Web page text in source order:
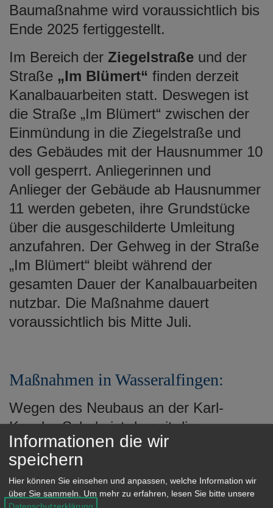
Baumaßnahme wird voraussichtlich bis
Ende 2025 fertiggestellt.
Im Bereich der Ziegelstraße und der
Straße „Im Blümert“ finden derzeit
Kanalbauarbeiten statt. Deswegen ist
die Straße „Im Blümert“ zwischen der
Einmündung in die Ziegelstraße und
des Gebäudes mit der Hausnummer 10
voll gesperrt. Anliegerinnen und
Anlieger der Gebäude ab Hausnummer
11 werden gebeten, ihre Grundstücke
über die ausgeschilderte Umleitung
anzufahren. Der Gehweg in der Straße
„Im Blümert“ bleibt während der
gesamten Dauer der Kanalbauarbeiten
nutzbar. Die Maßnahme dauert
voraussichtlich bis Mitte Juli.
Maßnahmen in Wasseralfingen:
Wegen des Neubaus an der Karl-
Kessler-Schule ist derzeit die
Hofwiesenstraßewochentags
zwischen der Buswendeschleife
Talschule und der Sporthalle am Schäle
für den Durchgangsverkehr gesperrt.
Informationen die wir
speichern
Hier können Sie einsehen und anpassen, welche Information wir
über Sie sammeln. Um mehr zu erfahren, lesen Sie bitte unsere